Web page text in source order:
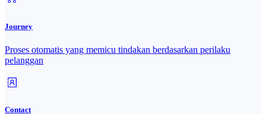
Journey
Proses otomatis yang memicu tindakan berdasarkan perilaku
pelanggan
Contact